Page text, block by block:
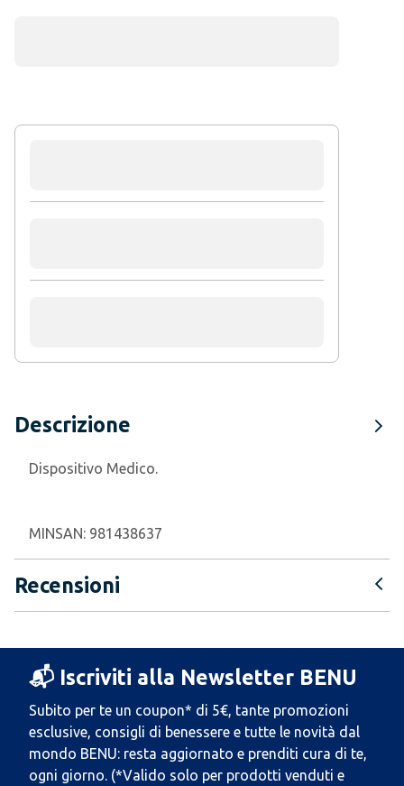
Descrizione
Dispositivo Medico.
MINSAN: 981438637
Recensioni
📬 Iscriviti alla Newsletter BENU
Subito per te un coupon* di 5€, tante promozioni
esclusive, consigli di benessere e tutte le novità dal
mondo BENU: resta aggiornato e prenditi cura di te,
ogni giorno. (*Valido solo per prodotti venduti e